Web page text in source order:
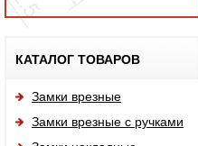
КАТАЛОГ ТОВАРОВ
Замки врезные
Замки врезные с ручками